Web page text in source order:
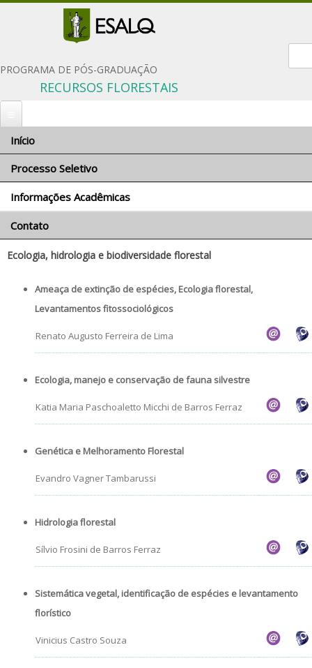
PROGRAMA DE PÓS-GRADUAÇÃO
RECURSOS FLORESTAIS
Início
Processo Seletivo
Inscrição
Condições gerais
Critérios de seleção
Políticas de Ações Afirmativas
Número de vagas
Resultado da seleção
Informações Acadêmicas
Comissão Coordenadora
Proficiência em língua inglesa
Regimentos e regulamentos
Contato
Você está aqui
Orientadores e linhas de pesquisa
English
Ecologia, hidrologia e biodiversidade florestal
Ameaça de extinção de espécies, Ecologia florestal,
Levantamentos fitossociológicos
Renato Augusto Ferreira de Lima
Ecologia, manejo e conservação de fauna silvestre
Katia Maria Paschoaletto Micchi de Barros Ferraz
Genética e Melhoramento Florestal
Evandro Vagner Tambarussi
Hidrologia florestal
Sílvio Frosini de Barros Ferraz
Sistemática vegetal, identificação de espécies e levantamento
florístico
Vinicius Castro Souza